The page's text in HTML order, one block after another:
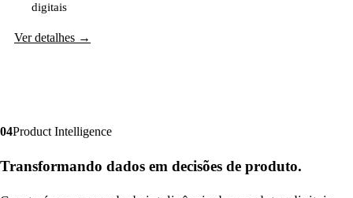
digitais
Ver detalhes →
04Product Intelligence
Transformando dados em decisões de produto.